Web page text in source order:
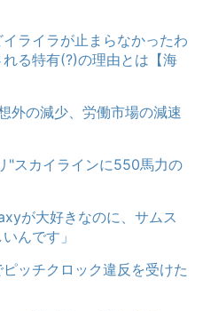
ライラが止まらなかったわ
る特有(?)の理由とは【海
外の減少、労働市場の減速
"スカイラインに550馬力の
が大好きなのに、サムス
んです」
ッチクロック違反を受けた